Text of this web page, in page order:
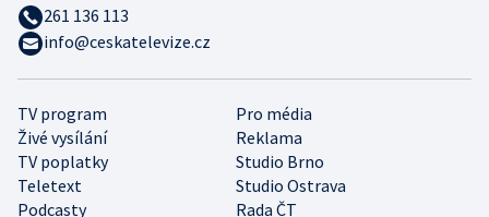
TV program
Pro média
Živé vysílání
Reklama
TV poplatky
Studio Brno
Teletext
Studio Ostrava
Podcasty
Rada ČT
261 136 113
info@ceskatelevize.cz